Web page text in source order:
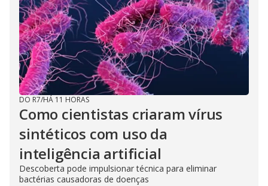
DO R7/HÁ 11 HORAS
Como cientistas criaram vírus
sintéticos com uso da
inteligência artificial
Descoberta pode impulsionar técnica para eliminar
bactérias causadoras de doenças